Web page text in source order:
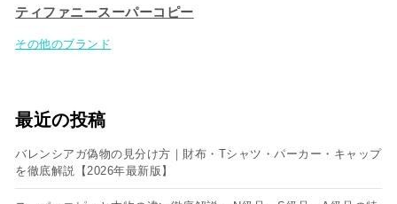
ティファニースーパーコピー
その他のブランド
最近の投稿
バレンシアガ偽物の見分け方｜財布・Tシャツ・パーカー・キャップ
を徹底解説【2026年最新版】